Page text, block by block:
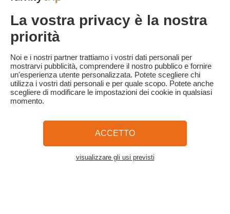
Tariffa flessibile D-3 :
Il soggiorno può essere cancellato gratuitamente fino a 3 giorni
prima dell'arrivo.
In caso di cancellazione a meno di 3 giorni dall'arrivo, verrà
trattenuto il 100% dell'importo totale del soggiorno.
Familytrip consiglia di stipulare un'assicurazione di annullamento
con il suo partner AREAS Assurances. Sottoscrivetela al momento
della prenotazione o entro 24 ore dalla prenotazione per telefono.
Termini e condizioni generali e informativa sulla privacy
Cosa dice di noi la stampa
Mappa del sito
La vostra privacy è la nostra
priorità
Noi e i nostri partner trattiamo i vostri dati personali per
mostrarvi pubblicità, comprendere il nostro pubblico e fornire
un'esperienza utente personalizzata. Potete scegliere chi
utilizza i vostri dati personali e per quale scopo. Potete anche
scegliere di modificare le impostazioni dei cookie in qualsiasi
momento.
ACCETTO
visualizzare gli usi previsti